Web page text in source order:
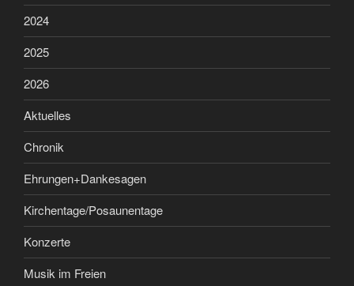
2024
2025
2026
Aktuelles
Chronik
Ehrungen+Dankesagen
Kirchentage/Posaunentage
Konzerte
Musik im Freien